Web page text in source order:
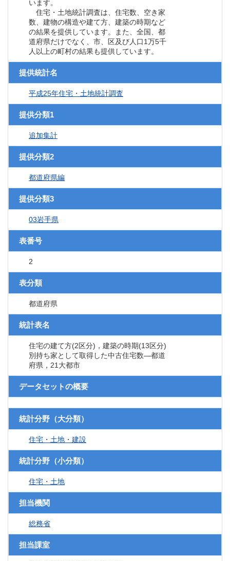
います。
住宅・土地統計調査は、住宅数、空き家
数、建物の構造や建て方、建築の時期など
の結果を提供しています。また、全国、都
道府県だけでなく、市、区及び人口1万5千
人以上の町村の結果も提供しています。
提供統計名
平成25年住宅・土地統計調査
提供分類1
追加集計
提供分類2
都道府県編
提供分類3
03岩手県
表番号
2
表分類
都道府県
統計表名
住宅の建て方(2区分)，建築の時期(13区分)
別持ち家として取得した中古住宅数―都道
府県，21大都市
データセットの概要
統計分野（大分類）
住宅・土地・建設
統計分野（小分類）
住宅・土地
担当機関
総務省
担当課室